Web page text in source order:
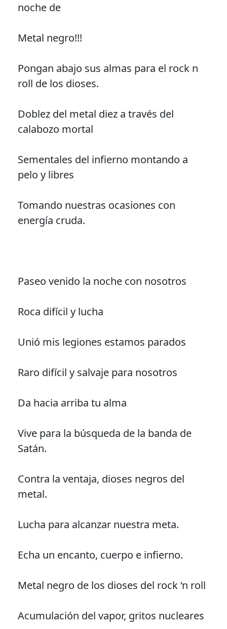
noche de
Metal negro!!!
Pongan abajo sus almas para el rock n
roll de los dioses.
Doblez del metal diez a través del
calabozo mortal
Sementales del infierno montando a
pelo y libres
Tomando nuestras ocasiones con
energía cruda.
Paseo venido la noche con nosotros
Roca difícil y lucha
Unió mis legiones estamos parados
Raro difícil y salvaje para nosotros
Da hacia arriba tu alma
Vive para la búsqueda de la banda de
Satán.
Contra la ventaja, dioses negros del
metal.
Lucha para alcanzar nuestra meta.
Echa un encanto, cuerpo e infierno.
Metal negro de los dioses del rock ‘n roll
Acumulación del vapor, gritos nucleares